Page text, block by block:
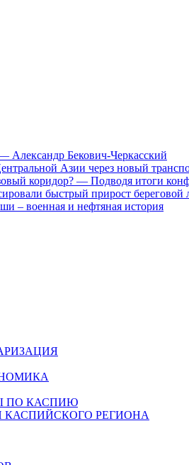
Бекович-Черкасский
Азии через новый
коридор? — Подводя итоги
быстрый прирост
– военная и нефтяная история
ПО КАСПИЮ
РЕГИОНА